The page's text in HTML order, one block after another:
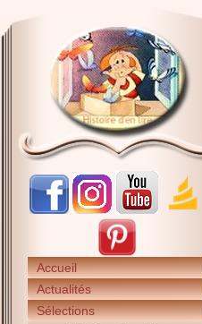
Accueil
Actualités
Sélections